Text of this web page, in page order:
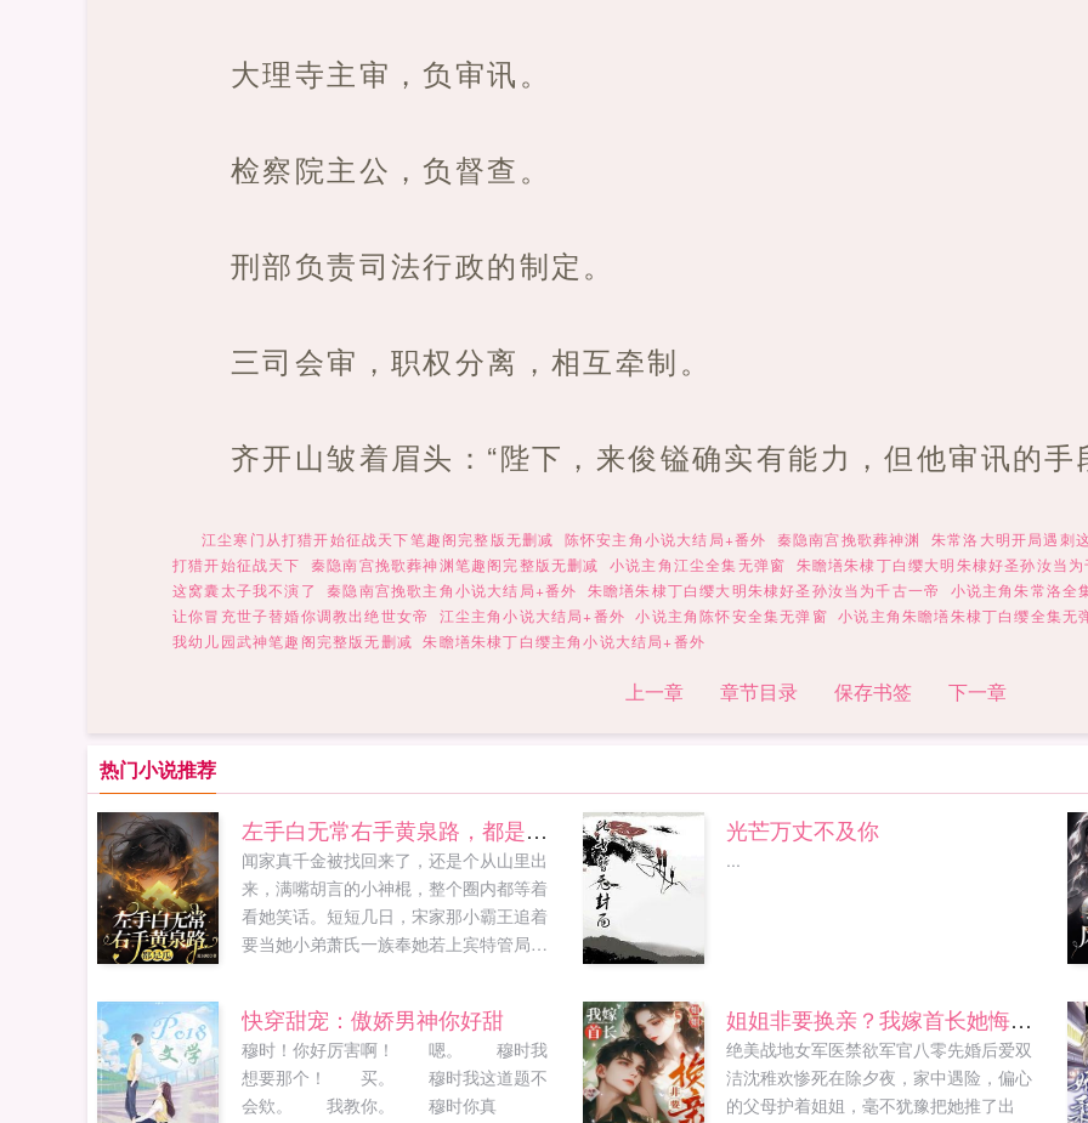
大理寺主审，负审讯。
检察院主公，负督查。
刑部负责司法行政的制定。
三司会审，职权分离，相互牵制。
齐开山皱着眉头：“陛下，来俊镒确实有能力，但他审讯的手
江尘寒门从打猎开始征战天下笔趣阁完整版无删减 陈怀安主角小说大结局+番外 秦隐南宫挽歌葬神渊
朱常洛大明开局遇刺
打猎开始征战天下 秦隐南宫挽歌葬神渊笔趣阁完整版无删减 小说主角江尘全集无弹窗 朱瞻墡朱棣丁白缨大明朱棣好圣孙汝当
这窝囊太子我不演了
秦隐南宫挽歌主角小说大结局+番外 朱瞻墡朱棣丁白缨大明朱棣好圣孙汝当为千古一帝
小说主角朱常洛全
让你冒充世子替婚你调教出绝世女帝
江尘主角小说大结局+番外 小说主角陈怀安全集无弹窗 小说主角朱瞻墡朱棣丁白缨全集无
我幼儿园武神笔趣阁完整版无删减 朱瞻墡朱棣丁白缨主角小说大结局+番外
上一章 章节目录 保存书签 下一章
热门小说推荐
左手白无常右手黄泉路，都是瓜！
闻家真千金被找回来了，还是个从山里出
来，满嘴胡言的小神棍，整个圈内都等着
看她笑话。短短几日，宋家那小霸王追着
要当她小弟萧氏一族奉她若上宾特管局一
总觉得被鬼压床了，还梦见诡异的婚礼现
场。闻曦出门在外不要乱捡东西，你那是
被人配冥婚了。水...
光芒万丈不及你
...
快穿甜宠：傲娇男神你好甜
穆时！你好厉害啊！ 嗯。 穆时我
想要那个！ 买。 穆时我这道题不
会欸。 我教你。 穆时你真
姐姐非要换亲？我嫁首长她悔哭了
绝美战地女军医禁欲军官八零先婚后爱双
洁沈稚欢惨死在除夕夜，家中遇险，偏心
的父母护着姐姐，毫不犹豫把她推了出